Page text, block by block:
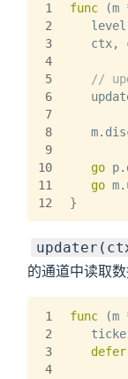
1
2
3
4
5
6
7
8
9
10
11
12
func (m
ctx,
//
go
go
}
的通道中读取
1
2
3
4
func (m
defer